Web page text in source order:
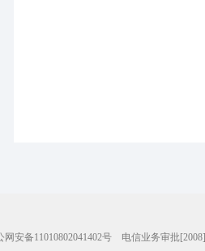
网安备11010802041402号 电信业务审批